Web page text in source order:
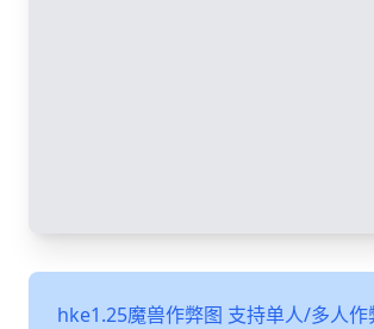
hke1.25魔兽作弊图 支持单人/多人作